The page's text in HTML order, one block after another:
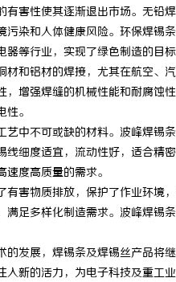
害性使其逐渐退出市场。无铅
染和人体健康风险。环保焊锡
等行业，实现了绿色制造的目标
和铝材的焊接，尤其在航空、
增强焊缝的机械性能和耐腐蚀
。
艺中不可或缺的材料。波峰焊锡
细度适宜，流动性好，适合精
度高质量的需求。
害物质排放，保护了作业环境
足多样化制造需求。波峰焊锡
发展，焊锡条及焊锡丝产品将
新的活力，为电子科技及重工